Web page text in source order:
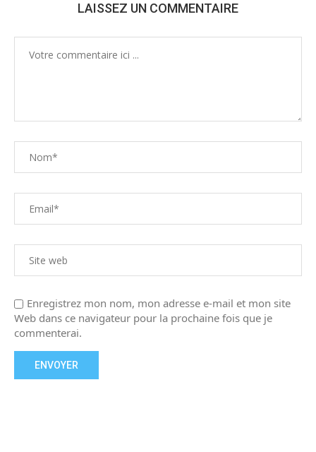
LAISSEZ UN COMMENTAIRE
Enregistrez mon nom, mon adresse e-mail et mon site
Web dans ce navigateur pour la prochaine fois que je
commenterai.